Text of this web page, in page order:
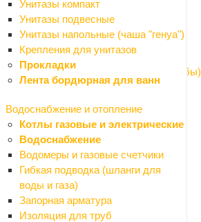
Унитазы компакт
Унитазы подвесные
Унитазы напольные (чаша "генуа")
Крепления для унитазов
Прокладки
Лента бордюрная для ванн
Водоснабжение и отопление
Котлы газовые и электрические
Водоснабжение
Водомеры и газовые счетчики
Гибкая подводка (шланги для
воды и газа)
Запорная арматура
Изоляция для труб
Водосточная система металлическая
Козырьки
Поликарбонат
Профили для поликарбоната
Шайбы для поликарбоната (термошайбы)
Оргстекло
Подвесной потолок
Подвесной потолок
Европодвесы
Плиты потолочные
Профили